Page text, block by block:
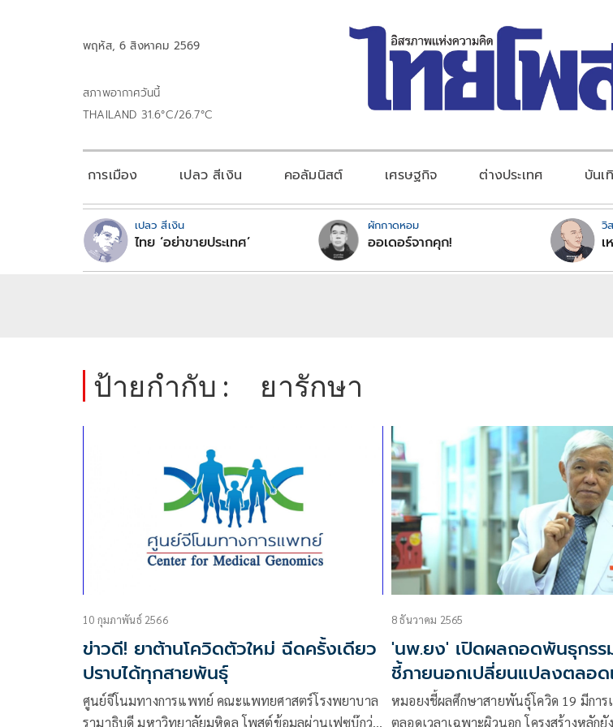
พฤหัส, 6 สิงหาคม 2569
สภาพอากาศวันนี้
THAILAND 31.6°C/26.7°C
การเมือง เปลว สีเงิน คอลัมนิสต์ เศรษฐกิจ ต่างประเทศ บันเ
เปลว สีเงิน
ไทย ‘อย่าขายประเทศ’
ผักกาดหอม
ออเดอร์จากคุก!
วิ
เ
ป้ายกำกับ : ยารักษา
10 กุมภาพันธ์ 2566
ข่าวดี! ยาต้านโควิดตัวใหม่ ฉีดครั้งเดียว
ปราบได้ทุกสายพันธุ์
ศูนย์จีโนมทางการแพทย์ คณะแพทยศาสตร์โรงพยาบาล
รามาธิบดี มหาวิทยาลัยมหิดล โพสต์ข้อมูลผ่านเฟซบุ๊กว่า
8 ธันวาคม 2565
'นพ.ยง' เปิดผลถอดพันธุกรร
ชี้ภายนอกเปลี่ยนแปลงตลอ
โครงสร้างหลักไม่เปลี่ยน
หมอยงชี้ผลศึกษาสายพันธุ์โควิด 19 มีกา
ตลอดเวลาเฉพาะผิวนอก โครงสร้างหลักยั